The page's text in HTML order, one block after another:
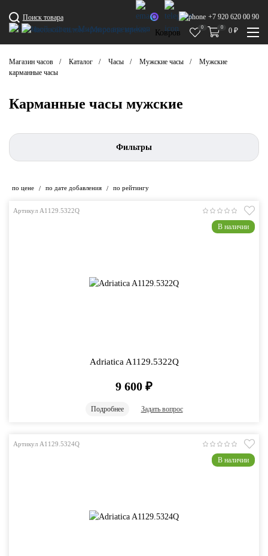
Поиск товара +7 920 620 00 90
Ковров
0 0 0 ₽
Магазин часов Каталог Часы Мужские часы
Мужские
карманные часы
Карманные часы мужские
Фильтры
по цене / по дате добавления / по рейтингу
Артикул A1129.5322Q
В наличии
Adriatica A1129.5322Q
9 600 ₽
Подробнее Задать вопрос
Артикул A1129.5324Q
В наличии